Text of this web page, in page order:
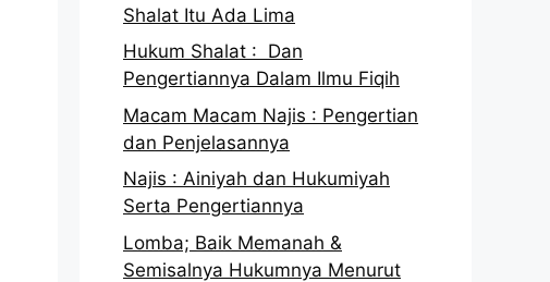
Shalat Itu Ada Lima
Hukum Shalat : Dan
Pengertiannya Dalam Ilmu Fiqih
Macam Macam Najis : Pengertian
dan Penjelasannya
Najis : Ainiyah dan Hukumiyah
Serta Pengertiannya
Lomba; Baik Memanah &
Semisalnya Hukumnya Menurut